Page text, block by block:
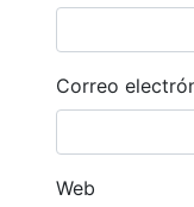
Correo
Web